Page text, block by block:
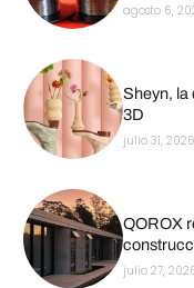
agosto 6,
Sheyn, la
3D
julio 31, 2026
QOROX
julio 27,